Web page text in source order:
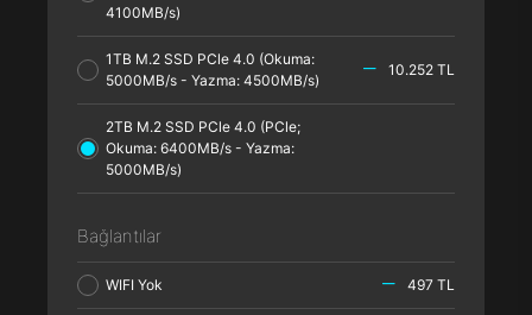
4100MB/s)
1TB M.2 SSD PCle 4.0 (Okuma:
5000MB/s - Yazma: 4500MB/s)
10.252 TL
2TB M.2 SSD PCle 4.0 (PCle;
Okuma: 6400MB/s - Yazma:
5000MB/s)
Bağlantılar
WIFI Yok 497 TL